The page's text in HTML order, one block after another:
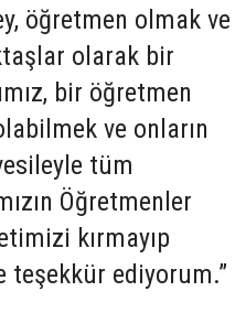
öğretmen olmak ve
olarak bir
bir öğretmen
ve onların
tüm
Öğretmenler
kırmayıp
teşekkür ediyorum.”